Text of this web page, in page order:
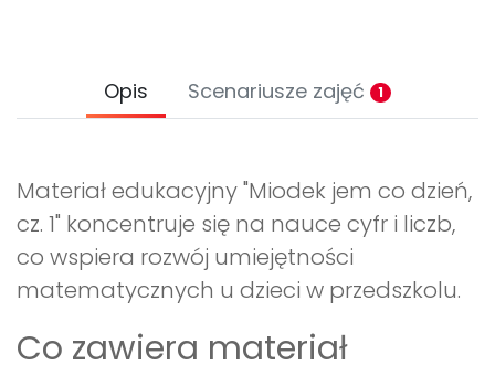
Opis Scenariusze zajęć 1
Materiał edukacyjny "Miodek jem co dzień,
cz. 1" koncentruje się na nauce cyfr i liczb,
co wspiera rozwój umiejętności
matematycznych u dzieci w przedszkolu.
Co zawiera materiał